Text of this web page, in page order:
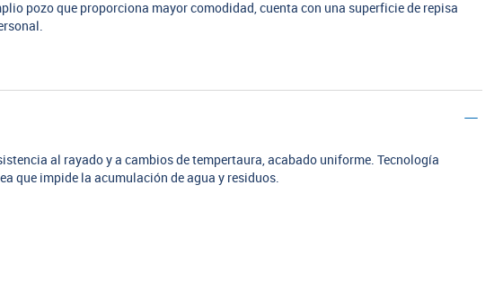
pozo que proporciona mayor comodidad, cuenta con una superficie de repisa
al rayado y a cambios de tempertaura, acabado uniforme. Tecnología
que impide la acumulación de agua y residuos.